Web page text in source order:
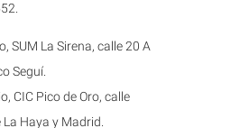
SUM La Sirena, calle 20 A
Seguí.
CIC Pico de Oro, calle
Haya y Madrid.